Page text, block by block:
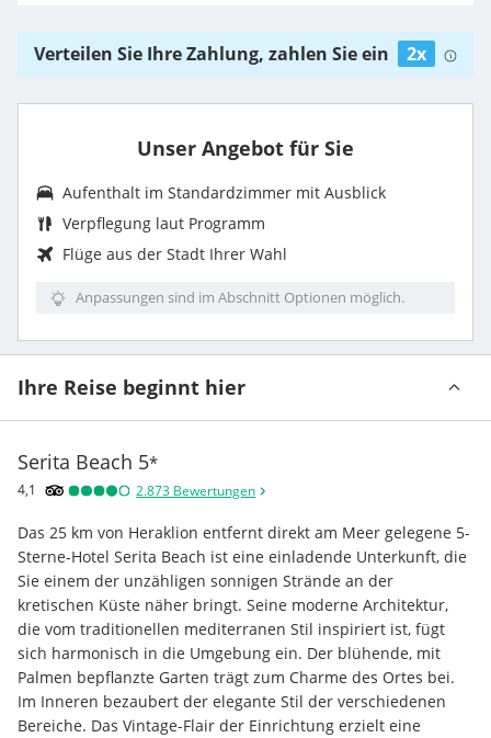
Verteilen Sie Ihre Zahlung, zahlen Sie ein 2x
Unser Angebot für Sie
Aufenthalt im Standardzimmer mit Ausblick
Verpflegung laut Programm
Flüge aus der Stadt Ihrer Wahl
Anpassungen sind im Abschnitt Optionen möglich.
Ihre Reise beginnt hier
Serita Beach 5*
4,1 2.873 Bewertungen
Das 25 km von Heraklion entfernt direkt am Meer gelegene 5-
Sterne-Hotel Serita Beach ist eine einladende Unterkunft, die
Sie einem der unzähligen sonnigen Strände an der
kretischen Küste näher bringt. Seine moderne Architektur,
die vom traditionellen mediterranen Stil inspiriert ist, fügt
sich harmonisch in die Umgebung ein. Der blühende, mit
Palmen bepflanzte Garten trägt zum Charme des Ortes bei.
Im Inneren bezaubert der elegante Stil der verschiedenen
Bereiche. Das Vintage-Flair der Einrichtung erzielt eine